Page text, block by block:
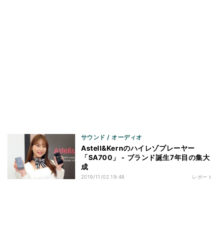
サウンド / オーディオ
Astell&Kernのハイレゾプレーヤー
「SA700」 - ブランド誕生7年目の集大
成
2019/11/02 19:48 レポート